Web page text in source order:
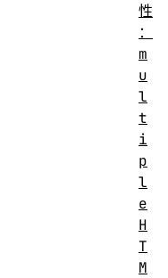
性
：
m
u
l
t
i
p
l
e
H
T
M